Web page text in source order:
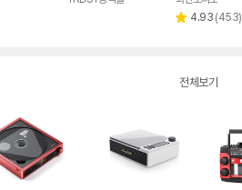
별 4.93 리
(453)
전체보기